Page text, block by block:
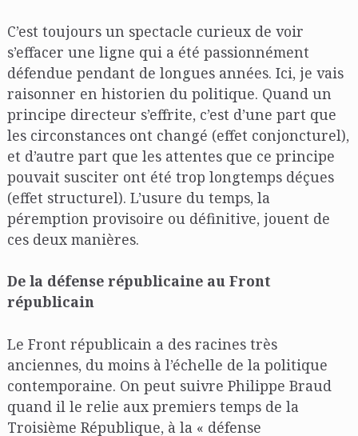
C’est toujours un spectacle curieux de voir
s’effacer une ligne qui a été passionnément
défendue pendant de longues années. Ici, je vais
raisonner en historien du politique. Quand un
principe directeur s’effrite, c’est d’une part que
les circonstances ont changé (effet conjoncturel),
et d’autre part que les attentes que ce principe
pouvait susciter ont été trop longtemps déçues
(effet structurel). L’usure du temps, la
péremption provisoire ou définitive, jouent de
ces deux manières.
De la défense républicaine au Front
républicain
Le Front républicain a des racines très
anciennes, du moins à l’échelle de la politique
contemporaine. On peut suivre Philippe Braud
quand il le relie aux premiers temps de la
Troisième République, à la « défense